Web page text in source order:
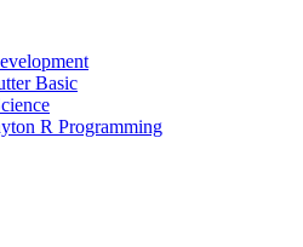
Basic
R Programming